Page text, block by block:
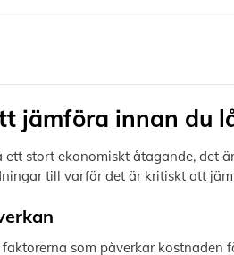
jämföra innan du
stort ekonomiskt åtagande, det
till varför det är kritiskt att
som påverkar